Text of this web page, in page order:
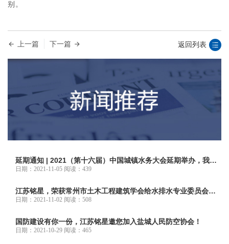
别。
上一篇 下一篇 返回列表
延期通知 | 2021（第十六届）中国城镇水务大会延期举办，我们
十二月南京再相聚！
日期：2021-11-05 阅读：439
江苏铭星，荣获常州市土木工程建筑学会给水排水专业委员会佳
合作伙伴！
日期：2021-11-02 阅读：508
国防建设有你一份，江苏铭星邀您加入盐城人民防空协会！
日期：2021-10-29 阅读：465